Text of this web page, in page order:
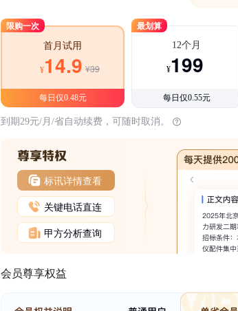
限购一次
首月试用
¥14.9 ¥39
每日仅0.48元
最划算
12个月
¥199
每日仅0.55元
到期29元/月/省自动续费，可随时取消。
标讯详情查看
关键电话直连
甲方分析查询
会员尊享权益